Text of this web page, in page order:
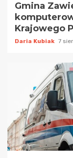
Gmina
Krajowego
Daria Kubiak 7